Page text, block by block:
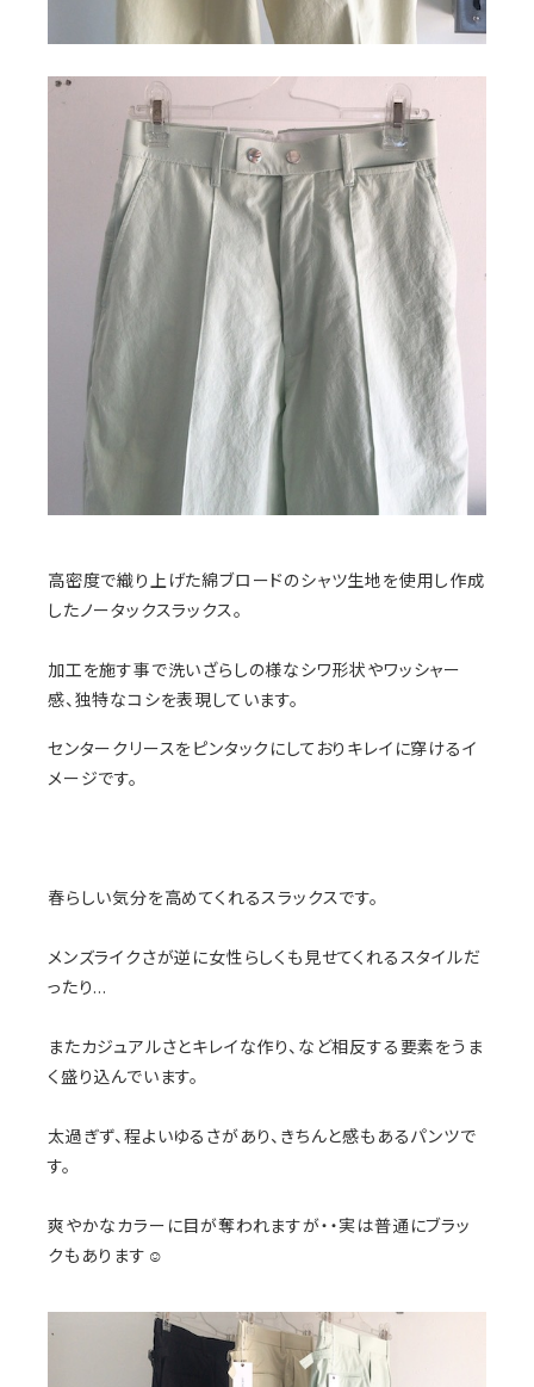
高密度で織り上げた綿ブロードのシャツ生地を使用し作成
したノータックスラックス。
加工を施す事で洗いざらしの様なシワ形状やワッシャー
感、独特なコシを表現しています。
センタークリースをピンタックにしておりキレイに穿けるイ
メージです。
春らしい気分を高めてくれるスラックスです。
メンズライクさが逆に女性らしくも見せてくれるスタイルだ
ったり…
またカジュアルさとキレイな作り、など相反する要素をうま
く盛り込んでいます。
太過ぎず、程よいゆるさがあり、きちんと感もあるパンツで
す。
爽やかなカラーに目が奪われますが・・実は普通にブラッ
クもあります☺️